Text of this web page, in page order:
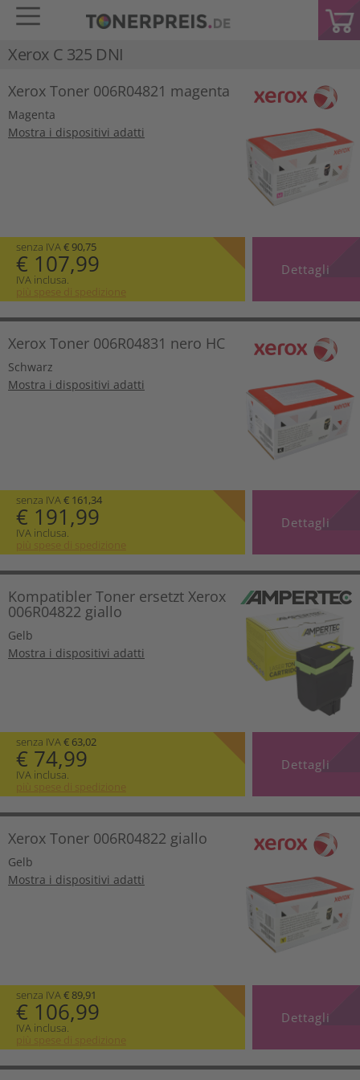
Xerox C 325 DNI
Xerox Toner 006R04821 magenta
Magenta
Mostra i dispositivi adatti
senza IVA€ 90,75
€ 107,99
IVA inclusa.
più spese di spedizione
Dettagli
Xerox Toner 006R04831 nero HC
Schwarz
Mostra i dispositivi adatti
senza IVA€ 161,34
€ 191,99
IVA inclusa.
più spese di spedizione
Dettagli
Kompatibler Toner ersetzt Xerox
006R04822 giallo
Gelb
Mostra i dispositivi adatti
senza IVA€ 63,02
€ 74,99
IVA inclusa.
più spese di spedizione
Dettagli
Xerox Toner 006R04822 giallo
Gelb
Mostra i dispositivi adatti
senza IVA€ 89,91
€ 106,99
IVA inclusa.
più spese di spedizione
Dettagli